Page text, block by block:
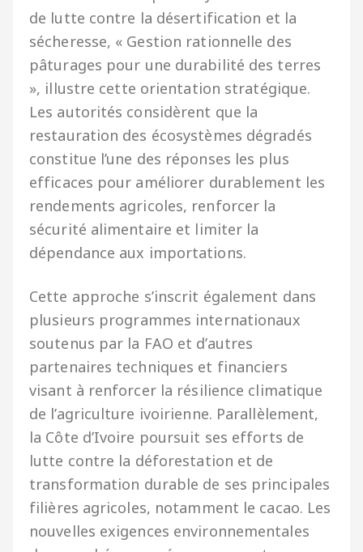
de lutte contre la désertification et la
sécheresse, « Gestion rationnelle des
pâturages pour une durabilité des terres
», illustre cette orientation stratégique.
Les autorités considèrent que la
restauration des écosystèmes dégradés
constitue l’une des réponses les plus
efficaces pour améliorer durablement les
rendements agricoles, renforcer la
sécurité alimentaire et limiter la
dépendance aux importations.
Cette approche s’inscrit également dans
plusieurs programmes internationaux
soutenus par la FAO et d’autres
partenaires techniques et financiers
visant à renforcer la résilience climatique
de l’agriculture ivoirienne. Parallèlement,
la Côte d’Ivoire poursuit ses efforts de
lutte contre la déforestation et de
transformation durable de ses principales
filières agricoles, notamment le cacao. Les
nouvelles exigences environnementales